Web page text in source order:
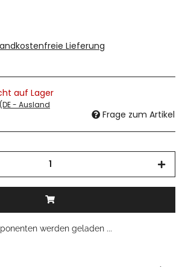
Lieferung
auf Lager
(DE - Ausland
Frage zum Artikel
werden geladen ...